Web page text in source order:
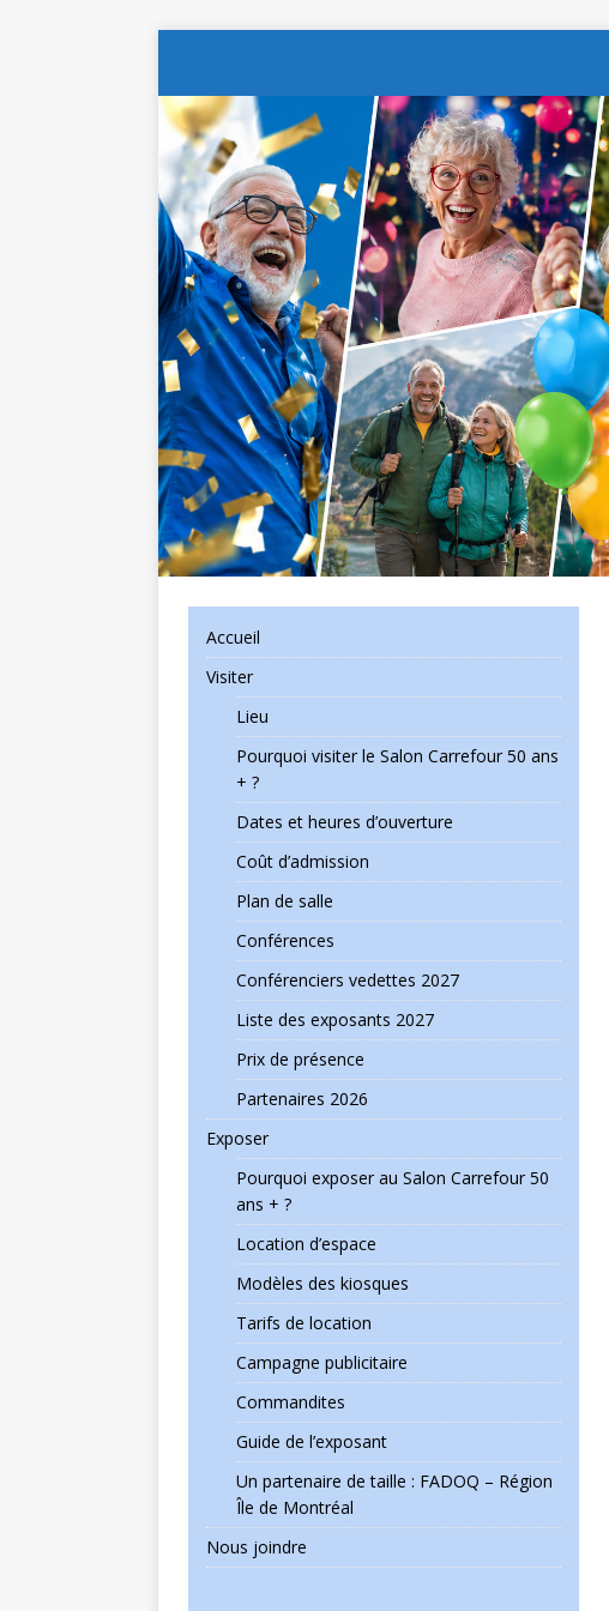
Accueil
Visiter
Lieu
Pourquoi visiter le Salon Carrefour 50 ans
+ ?
Dates et heures d’ouverture
Coût d’admission
Plan de salle
Conférences
Conférenciers vedettes 2027
Liste des exposants 2027
Prix de présence
Partenaires 2026
Exposer
Pourquoi exposer au Salon Carrefour 50
ans + ?
Location d’espace
Modèles des kiosques
Tarifs de location
Campagne publicitaire
Commandites
Guide de l’exposant
Un partenaire de taille : FADOQ – Région
Île de Montréal
Nous joindre